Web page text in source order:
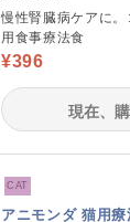
慢性腎臓病ケアに
用食事療法食
¥396
現在、
CAT
アニモンダ 猫用